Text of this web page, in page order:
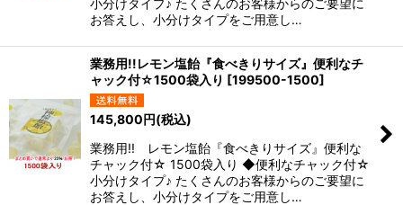
小分けタイプ♪ たくさんのお客様からのご要望に
お答えし、小分けタイプをご用意し…
業務用!!レモン塩飴『食べきりサイズ』便利なチ
ャック付☆1500袋入り [199500-1500]
145,800円(税込)
業務用!! レモン塩飴『食べきりサイズ』便利な
チャック付☆ 1500袋入り ◆便利なチャック付☆
小分けタイプ♪ たくさんのお客様からのご要望に
お答えし、小分けタイプをご用意し…